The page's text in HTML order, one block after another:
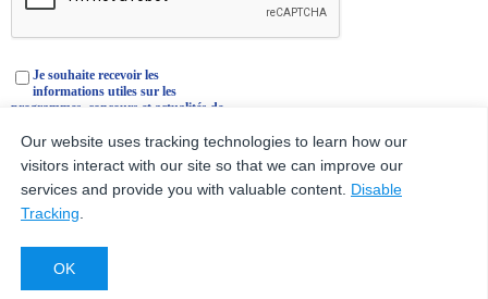
Je souhaite recevoir les
informations utiles sur les
programmes, concours et actualités de
moment via un lien de désinscription
inséré en bas de chaque email. Si nos
programmes vous intéressent, nous
vous conseillons de cocher cette case.
Vous recevrez ainsi des informations
par exemple sur les dates de concours,
Our website uses tracking technologies to learn how our
visitors interact with our site so that we can improve our
services and provide you with valuable content. Disable
Tracking